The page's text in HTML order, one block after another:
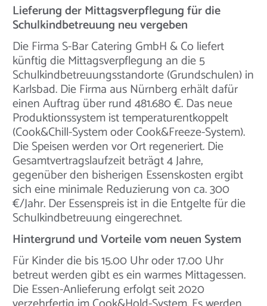
Lieferung der Mittagsverpflegung für die
Schulkindbetreuung neu vergeben
Die Firma S-Bar Catering GmbH & Co liefert
künftig die Mittagsverpflegung an die 5
Schulkindbetreuungsstandorte (Grundschulen) in
Karlsbad. Die Firma aus Nürnberg erhält dafür
einen Auftrag über rund 481.680 €. Das neue
Produktionssystem ist temperaturentkoppelt
(Cook&Chill-System oder Cook&Freeze-System).
Die Speisen werden vor Ort regeneriert. Die
Gesamtvertragslaufzeit beträgt 4 Jahre,
gegenüber den bisherigen Essenskosten ergibt
sich eine minimale Reduzierung von ca. 300
€/Jahr. Der Essenspreis ist in die Entgelte für die
Schulkindbetreuung eingerechnet.
Hintergrund und Vorteile vom neuen System
Für Kinder die bis 15.00 Uhr oder 17.00 Uhr
betreut werden gibt es ein warmes Mittagessen.
Die Essen-Anlieferung erfolgt seit 2020